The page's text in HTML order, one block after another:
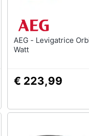
AEG - Levigatrice Orbitale 280
Watt
€ 223,99